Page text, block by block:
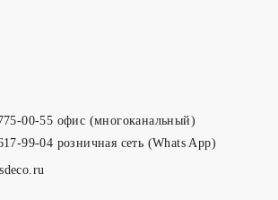
00-55 офис (многоканальный)
99-04 розничная сеть (Whats App)